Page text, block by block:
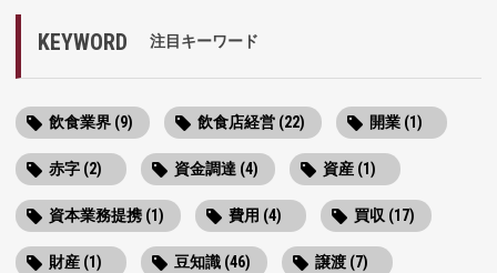
KEYWORD 注目キーワード
飲食業界 (9) 飲食店経営 (22) 開業 (1)
赤字 (2) 資金調達 (4) 資産 (1)
資本業務提携 (1) 費用 (4) 買収 (17)
財産 (1) 豆知識 (46) 譲渡 (7)